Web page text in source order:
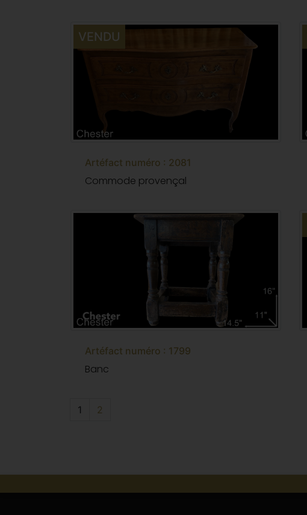
VENDU
Artéfact numéro : 2081
Commode provençal
Artéfact numéro : 1799
Banc
1 2